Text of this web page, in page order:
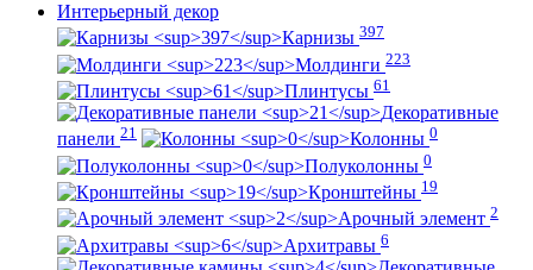
Интерьерный декор
Карнизы 397
Молдинги 223
Плинтусы 61
Декоративные
панели 21 Колонны 0
Полуколонны 0
Кронштейны 19
Арочный элемент 2
Архитравы 6